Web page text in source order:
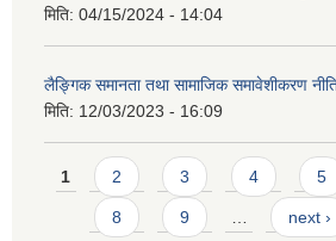
मिति: 04/15/2024 - 14:04
लैङ्गिक समानता तथा सामाजिक समावेशीकरण
मिति: 12/03/2023 - 16:09
Pages
1 2 3 4 5
8 9 next ›